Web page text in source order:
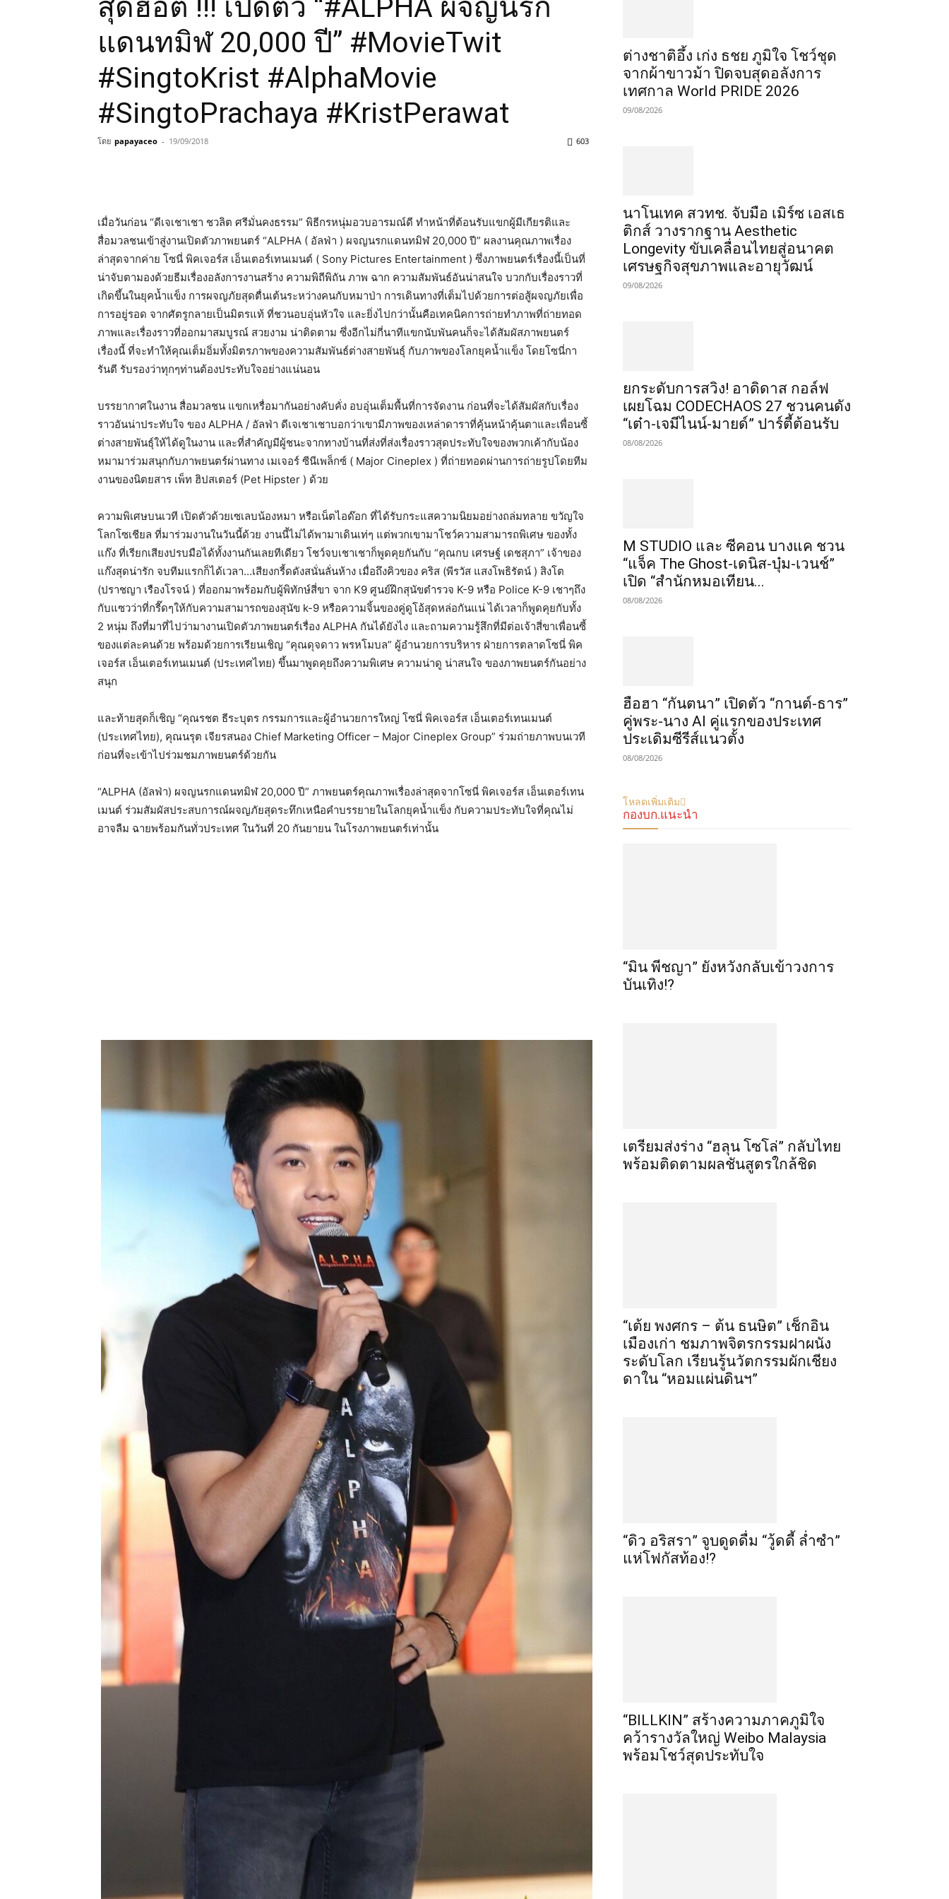
สุดฮอต !!! เปิดตัว “#ALPHA ผจญนรก
แดนทมิฬ 20,000 ปี” #MovieTwit
#SingtoKrist #AlphaMovie
#SingtoPrachaya #KristPerawat
โดย papayaceo - 19/09/2018 603
เมื่อวันก่อน “ดีเจเชาเชา ชวลิต ศรีมั่นคงธรรม” พิธีกรหนุ่มอวบอารมณ์ดี ทำหน้าที่ต้อนรับแขกผู้มีเกียรติและ
สื่อมวลชนเข้าสู่งานเปิดตัวภาพยนตร์ “ALPHA ( อัลฟ่า ) ผจญนรกแดนทมิฬ 20,000 ปี” ผลงานคุณภาพเรื่อง
ล่าสุดจากค่าย โซนี่ พิคเจอร์ส เอ็นเตอร์เทนเมนต์ ( Sony Pictures Entertainment ) ซึ่งภาพยนตร์เรื่องนี้เป็นที่
น่าจับตามองด้วยธีมเรื่องอลังการงานสร้าง ความพิถีพิถัน ภาพ ฉาก ความสัมพันธ์อันน่าสนใจ บวกกับเรื่องราวที่
เกิดขึ้นในยุคน้ำแข็ง การผจญภัยสุดตื่นเต้นระหว่างคนกับหมาป่า การเดินทางที่เต็มไปด้วยการต่อสู้ผจญภัยเพื่อ
การอยู่รอด จากศัตรูกลายเป็นมิตรแท้ ที่ชวนอบอุ่นหัวใจ และยิ่งไปกว่านั้นคือเทคนิคการถ่ายทำภาพที่ถ่ายทอด
ภาพและเรื่องราวที่ออกมาสมบูรณ์ สวยงาม น่าติดตาม ซึ่งอีกไม่กี่นาทีแขกนับพันคนก็จะได้สัมผัสภาพยนตร์
เรื่องนี้ ที่จะทำให้คุณเต็มอิ่มทั้งมิตรภาพของความสัมพันธ์ต่างสายพันธุ์ กับภาพของโลกยุคน้ำแข็ง โดยโซนี่กา
รันตี รับรองว่าทุกๆท่านต้องประทับใจอย่างแน่นอน
บรรยากาศในงาน สื่อมวลชน แขกเหรื่อมากันอย่างคับคั่ง อบอุ่นเต็มพื้นที่การจัดงาน ก่อนที่จะได้สัมผัสกับเรื่อง
ราวอันน่าประทับใจ ของ ALPHA / อัลฟ่า ดีเจเชาเชาบอกว่าเขามีภาพของเหล่าดาราที่คุ้นหน้าคุ้นตาและเพื่อนซี้
ต่างสายพันธุ์ให้ได้ดูในงาน และที่สำคัญมีผู้ชนะจากทางบ้านที่ส่งที่ส่งเรื่องราวสุดประทับใจของพวกเค้ากับน้อง
หมามาร่วมสนุกกับภาพยนตร์ผ่านทาง เมเจอร์ ซีนีเพล็กซ์ ( Major Cineplex ) ที่ถ่ายทอดผ่านการถ่ายรูปโดยทีม
งานของนิตยสาร เพ็ท ฮิปสเตอร์ (Pet Hipster ) ด้วย
ความพิเศษบนเวที เปิดตัวด้วยเซเลบน้องหมา หรือเน็ตไอด๊อก ที่ได้รับกระแสความนิยมอย่างถล่มทลาย ขวัญใจ
โลกโซเชียล ที่มาร่วมงานในวันนี้ด้วย งานนี้ไม่ได้พามาเดินเท่ๆ แต่พวกเขามาโชว์ความสามารถพิเศษ ของทั้ง
แก๊ง ที่เรียกเสียงปรบมือได้ทั้งงานกันเลยทีเดียว โชว์จบเชาเชาก็พูดคุยกันกับ “คุณกบ เศรษฐ์ เดชสุภา” เจ้าของ
แก๊งสุดน่ารัก จบทีมแรกก็ได้เวลา…เสียงกรี้ดดังสนั่นลั่นห้าง เมื่อถึงคิวของ คริส (พีรวัส แสงโพธิรัตน์ ) สิงโต
(ปราชญา เรืองโรจน์ ) ที่ออกมาพร้อมกับผู้พิทักษ์สี่ขา จาก K9 ศูนย์ฝึกสุนัขตำรวจ K-9 หรือ Police K-9 เชาๆถึง
กับแซวว่าที่กรี๊ดๆให้กับความสามารถของสุนัข k-9 หรือความจิ้นของคู่ดูโอ้สุดหล่อกันแน่ ได้เวลาก็พูดคุยกับทั้ง
2 หนุ่ม ถึงที่มาที่ไปว่ามางานเปิดตัวภาพยนตร์เรื่อง ALPHA กันได้ยังไง และถามความรู้สึกที่มีต่อเจ้าสี่ขาเพื่อนซี้
ของแต่ละคนด้วย พร้อมด้วยการเรียนเชิญ “คุณดุจดาว พรหโมบล” ผู้อำนวยการบริหาร ฝ่ายการตลาดโซนี่ พิค
เจอร์ส เอ็นเตอร์เทนเมนต์ (ประเทศไทย) ขึ้นมาพูดคุยถึงความพิเศษ ความน่าดู น่าสนใจ ของภาพยนตร์กันอย่าง
สนุก
และท้ายสุดก็เชิญ “คุณรชต ธีระบุตร กรรมการและผู้อำนวยการใหญ่ โซนี่ พิคเจอร์ส เอ็นเตอร์เทนเมนต์
(ประเทศไทย), คุณนรุต เจียรสนอง Chief Marketing Officer – Major Cineplex Group” ร่วมถ่ายภาพบนเวที
ก่อนที่จะเข้าไปร่วมชมภาพยนตร์ด้วยกัน
“ALPHA (อัลฟ่า) ผจญนรกแดนทมิฬ 20,000 ปี” ภาพยนตร์คุณภาพเรื่องล่าสุดจากโซนี่ พิคเจอร์ส เอ็นเตอร์เทน
เมนต์ ร่วมสัมผัสประสบการณ์ผจญภัยสุดระทึกเหนือคำบรรยายในโลกยุคน้ำแข็ง กับความประทับใจที่คุณไม่
อาจลืม ฉายพร้อมกันทั่วประเทศ ในวันที่ 20 กันยายน ในโรงภาพยนตร์เท่านั้น
ต่างชาติอึ้ง เก่ง ธชย ภูมิใจ โชว์ชุด
จากผ้าขาวม้า ปิดจบสุดอลังการ
เทศกาล World PRIDE 2026
09/08/2026
นาโนเทค สวทช. จับมือ เมิร์ซ เอสเธ
ติกส์ วางรากฐาน Aesthetic
Longevity ขับเคลื่อนไทยสู่อนาคต
เศรษฐกิจสุขภาพและอายุวัฒน์
09/08/2026
​ยกระดับการสวิง! อาดิดาส กอล์ฟ
เผยโฉม CODECHAOS 27 ชวนคนดัง
“เต๋า-เจมีไนน์-มายด์” ปาร์ตี้ต้อนรับ
08/08/2026
M STUDIO และ ซีคอน บางแค ชวน
“แจ็ค The Ghost-เดนิส-บุ๋ม-เวนช์”
เปิด “สำนักหมอเทียน...
08/08/2026
ฮือฮา “กันตนา” เปิดตัว “กานต์-ธาร”
คู่พระ-นาง AI คู่แรกของประเทศ
ประเดิมซีรีส์แนวตั้ง
08/08/2026
โหลดเพิ่มเติม
กองบก.แนะนำ
“มิน พีชญา” ยังหวังกลับเข้าวงการ
บันเทิง!?
เตรียมส่งร่าง “ฮลุน โซโล่” กลับไทย
พร้อมติดตามผลชันสูตรใกล้ชิด
“เต้ย พงศกร – ต้น ธนษิต” เช็กอิน
เมืองเก่า ชมภาพจิตรกรรมฝาผนัง
ระดับโลก เรียนรู้นวัตกรรมผักเชียง
ดาใน “หอมแผ่นดินฯ”
“ดิว อริสรา” จูบดูดดื่ม “วู้ดดี้ ล่ำซำ”
แห่โฟกัสท้อง!?
“BILLKIN” สร้างความภาคภูมิใจ
คว้ารางวัลใหญ่ Weibo Malaysia
พร้อมโชว์สุดประทับใจ